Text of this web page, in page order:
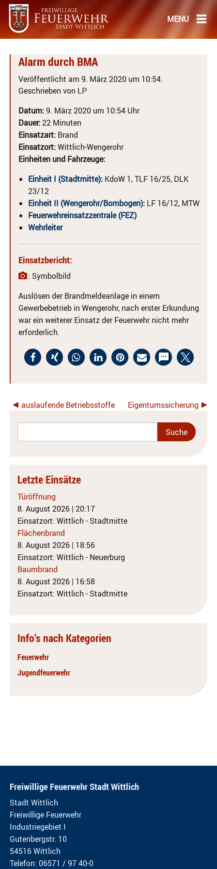
Alarm durch BMA
Veröffentlicht am 9. März 2020 um 10:54.
Geschrieben von LP
Datum:9. März 2020 um 10:54 Uhr
Dauer:22 Minuten
Einsatzart: Brand
Einsatzort:Wittlich-Wengerohr
Einheiten und Fahrzeuge:
Einheit I (Stadtmitte): KdoW 1, TLF 16/25, DLK
23/12
Einheit II (Wengerohr/Bombogen): LF 16/12, MTW
Feuerwehreinsatzzentrale (FEZ)
Wehrleiter
Einsatzbericht:
: Symbolbild
Auslösen der Brandmeldeanlage in einem
Gewerbebetrieb in Wengerohr, nach erster Erkundung
war ein weiterer Einsatz der Feuerwehr nicht mehr
erforderlich.
auslaufende Betriebsstoffe Eigentumssicherung
Letzte Einsätze
Türöffnung
8. August 2026 | 20:17
Einsatzort: Wittlich - Stadtmitte
Flächenbrand
8. August 2026 | 18:56
Einsatzort: Wittlich - Neuerburg
Baumbrand
8. August 2026 | 16:58
Einsatzort: Wittlich - Stadtmitte
Info’s nach Kategorien
Feuerwehr
Jugendfeuerwehr
Freiwillige Feuerwehr Stadt Wittlich
Stadt Wittlich
Freiwillige Feuerwehr
Industriegebiet I
Gutenbergstr. 10
54516 Wittlich
Telefon: 06571 / 97 40-0